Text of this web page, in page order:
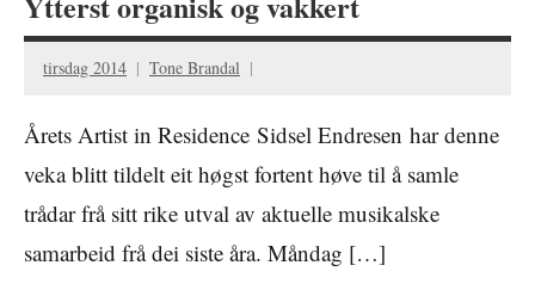
tirsdag 2014 Tone Brandal
Årets Artist in Residence Sidsel Endresen har denne
veka blitt tildelt eit høgst fortent høve til å samle
trådar frå sitt rike utval av aktuelle musikalske
samarbeid frå dei siste åra. Måndag […]